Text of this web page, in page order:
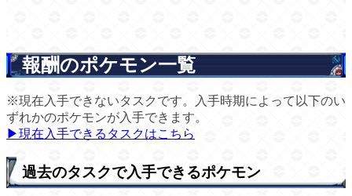
報酬のポケモン一覧
※現在入手できないタスクです。入手時期によって以下のい
ずれかのポケモンが入手できます。
▶現在入手できるタスクはこちら
過去のタスクで入手できるポケモン